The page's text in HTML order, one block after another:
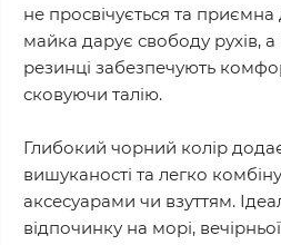
не просвічується та приємна
майка дарує свободу рухів,
резинці забезпечують
сковуючи талію.
Глибокий чорний колір
вишуканості та легко
аксесуарами чи взуттям.
відпочинку на морі,